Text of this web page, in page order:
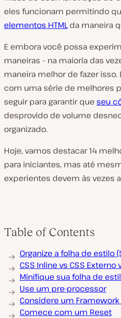
eles funcionam permitindo
elementos HTMLda maneira
E embora você possa
maneiras – na maioria das
maneira melhor de fazer isso.
com uma série de melhores
seguir para garantir que seu
desprovido de volume
organizado.
Hoje, vamos destacar 14
para iniciantes, mas até
experientes devem às vezes
Table of Contents
Organize a folha de estilo
CSS Inline vs CSS Externo
Minifique sua folha de
Use um pre-processor
Considere um Framework
Comece com um Reset